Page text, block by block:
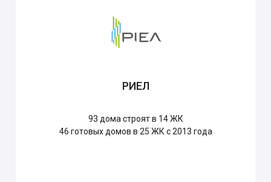
РИЕЛ
93 дома строят в 14 ЖК
46 готовых домов в 25 ЖК с 2013 года